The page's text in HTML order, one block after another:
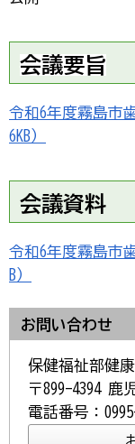
会議要旨
令和6年度霧島市
6KB）
会議資料
令和6年度霧島市
B）
お問い合わせ
保健福祉部健
〒899-4394 鹿
電話番号：